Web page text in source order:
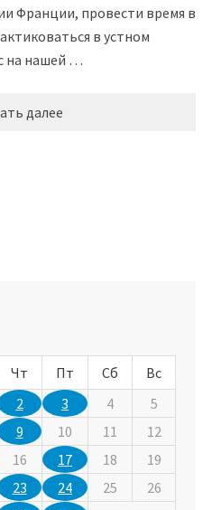
Франции, провести время в
в устном
на нашей …
далее
Чт Пт Сб
Вс
2 3 4
5
9 10 11
12
16 17 18
19
23 24 25
26